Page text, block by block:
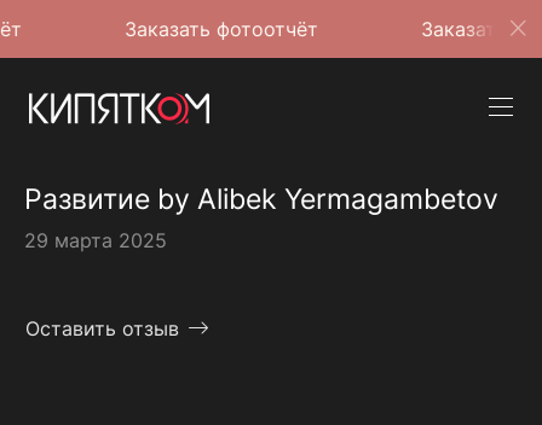
Заказать фотоотчёт Заказать фотоотчёт
Развитие by Alibek Yermagambetov
29 марта 2025
Оставить отзыв